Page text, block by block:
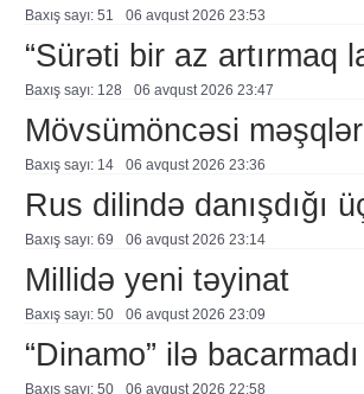
Baxış sayı: 51 06 avqust 2026 23:53
“Sürəti bir az artırmaq
Baxış sayı: 128 06 avqust 2026 23:47
Mövsümöncəsi
Baxış sayı: 14 06 avqust 2026 23:36
Rus dilində danışdığı
Baxış sayı: 69 06 avqust 2026 23:14
Millidə yeni təyinat
Baxış sayı: 50 06 avqust 2026 23:09
“Dinamo” ilə bacarmadı
Baxış sayı: 50 06 avqust 2026 22:58